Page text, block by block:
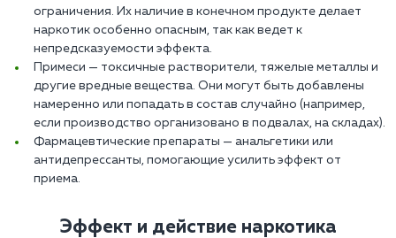
ограничения. Их наличие в конечном продукте делает
наркотик особенно опасным, так как ведет к
непредсказуемости эффекта.
Примеси — токсичные растворители, тяжелые металлы и
другие вредные вещества. Они могут быть добавлены
намеренно или попадать в состав случайно (например,
если производство организовано в подвалах, на складах).
Фармацевтические препараты — анальгетики или
антидепрессанты, помогающие усилить эффект от
приема.
Эффект и действие наркотика